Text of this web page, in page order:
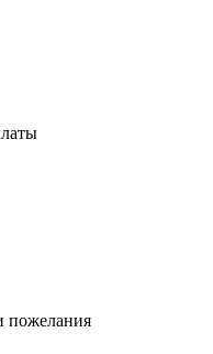
пожелания